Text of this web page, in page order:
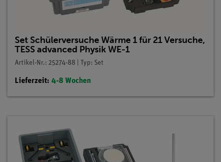
Set Schülerversuche Wärme 1 für 21 Versuche,
TESS advanced Physik WE-1
Artikel-Nr.: 25274-88 | Typ: Set
Lieferzeit: 4-8 Wochen